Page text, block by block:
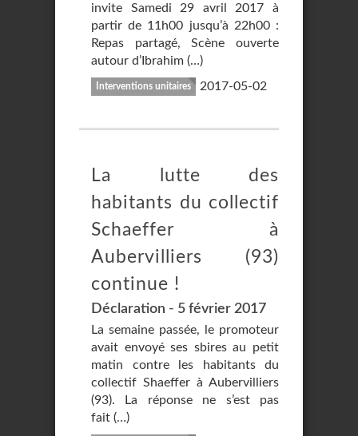
invite Samedi 29 avril 2017 à
partir de 11h00 jusqu’à 22h00 :
Repas partagé, Scène ouverte
autour d’Ibrahim (…)
Interventions unitaires 2017-05-02
La lutte des
habitants du collectif
Schaeffer à
Aubervilliers (93)
continue !
Déclaration - 5 février 2017
La semaine passée, le promoteur
avait envoyé ses sbires au petit
matin contre les habitants du
collectif Shaeffer à Aubervilliers
(93). La réponse ne s’est pas
fait (…)